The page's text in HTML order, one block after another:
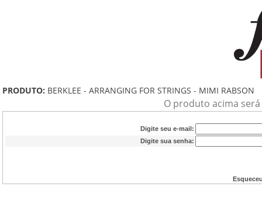
PRODUTO: BERKLEE - ARRANGING FOR STRINGS - MIMI RABSON
O produto acima
Digite seu e-mail:
Digite sua senha: